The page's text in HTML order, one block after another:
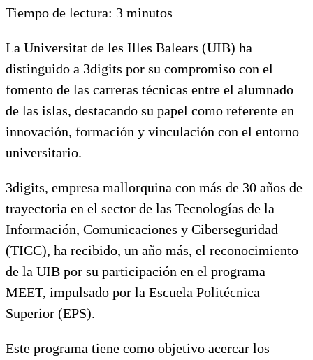
Tiempo de lectura: 3 minutos
La Universitat de les Illes Balears (UIB) ha
distinguido a 3digits por su compromiso con el
fomento de las carreras técnicas entre el alumnado
de las islas, destacando su papel como referente en
innovación, formación y vinculación con el entorno
universitario.
3digits, empresa mallorquina con más de 30 años de
trayectoria en el sector de las Tecnologías de la
Información, Comunicaciones y Ciberseguridad
(TICC), ha recibido, un año más, el reconocimiento
de la UIB por su participación en el programa
MEET, impulsado por la Escuela Politécnica
Superior (EPS).
Este programa tiene como objetivo acercar los